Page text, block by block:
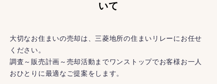
いて
大切なお住まいの売却は、三菱地所の住まいリレーにお任せ
ください。
調査～販売計画～売却活動までワンストップでお客様お一人
おひとりに最適なご提案をします。